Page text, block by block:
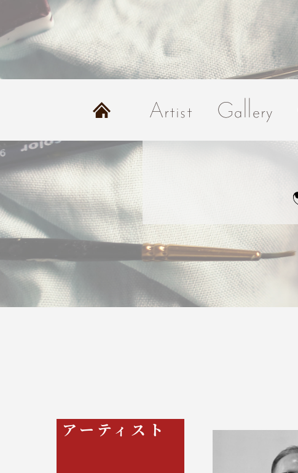
Home
Artist Gallery
アーティスト